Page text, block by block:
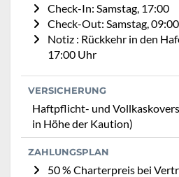
Check-In: Samstag, 17:00
Check-Out: Samstag, 09:00
Notiz : Rückkehr in den
17:00 Uhr
VERSICHERUNG
Haftpflicht- und
in Höhe der Kaution)
ZAHLUNGSPLAN
50 % Charterpreis bei